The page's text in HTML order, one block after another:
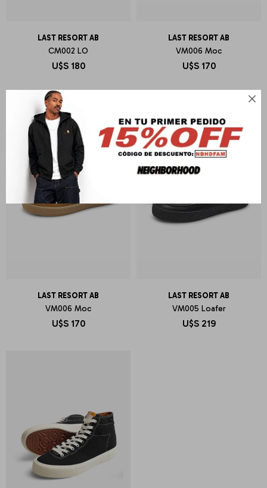

LAST RESORT AB
CM002 LO
U$S 180
LAST RESORT AB
VM006 Moc
U$S 170
LAST RESORT AB
VM006 Moc
U$S 170
LAST RESORT AB
VM005 Loafer
U$S 219